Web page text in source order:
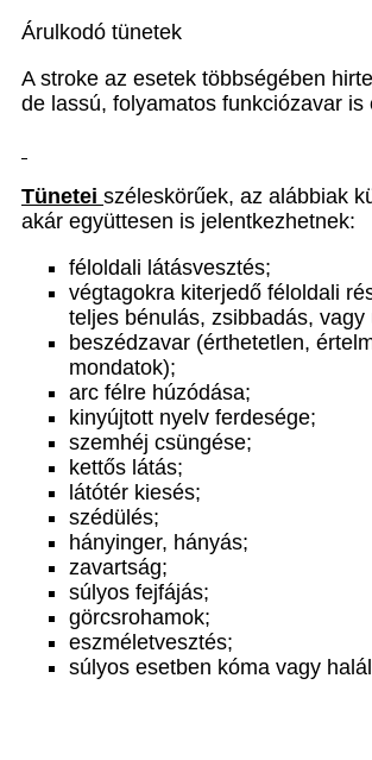
Árulkodó tünetek
A stroke az esetek többségében
de lassú, folyamatos funkciózavar is
Tünetei széleskörűek, az alábbiak
akár együttesen is jelentkezhetnek:
féloldali látásvesztés;
végtagokra kiterjedő féloldali
teljes bénulás, zsibbadás, vagy
beszédzavar (érthetetlen,
mondatok);
arc félre húzódása;
kinyújtott nyelv ferdesége;
szemhéj csüngése;
kettős látás;
látótér kiesés;
szédülés;
hányinger, hányás;
zavartság;
súlyos fejfájás;
görcsrohamok;
eszméletvesztés;
súlyos esetben kóma vagy